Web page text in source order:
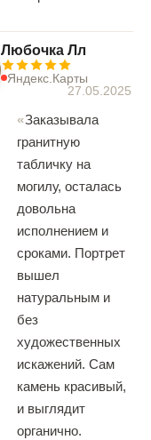
Любочка Лл
Яндекс.Карты
27.05.2025
Заказывала
гранитную
табличку на
могилу, осталась
довольна
исполнением и
сроками. Портрет
вышел
натуральным и
без
художественных
искажений. Сам
камень красивый,
и выглядит
органично.